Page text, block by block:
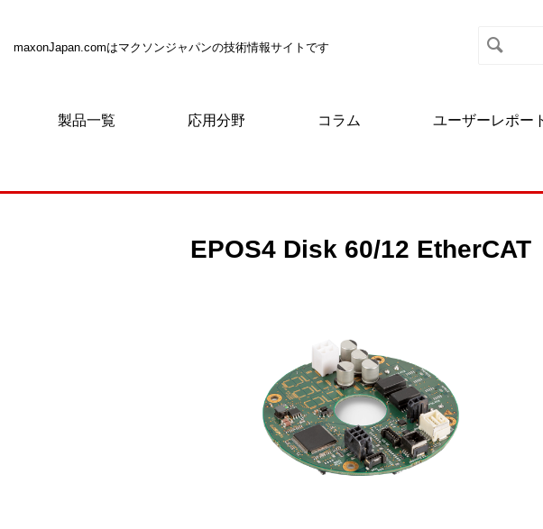
maxonJapan.comはマクソンジャパンの技術情報サイトです
製品一覧 応用分野 コラム ユーザーレポー
EPOS4 Disk 60/12 EtherCAT